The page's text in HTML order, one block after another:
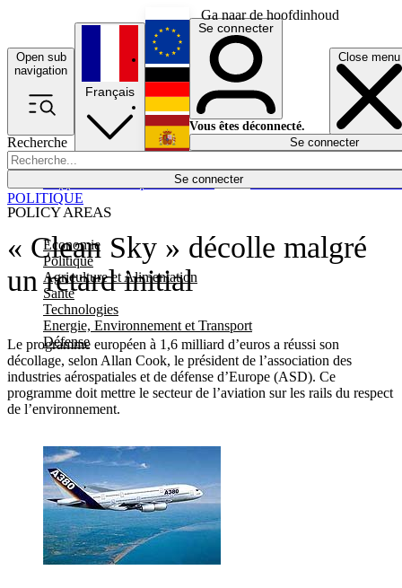
Ga naar de hoofdinhoud
Open sub
navigation
Close menu
Recherche
Se connecter
POLICY AREAS
Economie
Politique
Agriculture et Alimentation
Santé
Technologies
Energie, Environnement et Transport
Défense
Économie
Français
English
Deutsch
Español
Se connecter
Vous êtes déconnecté.
Se connecter
« Clean Sky » décolle malgré
un retard initial
Le programme européen à 1,6 milliard d’euros a réussi son
décollage, selon Allan Cook, le président de l’association des
industries aérospatiales et de défense d’Europe (ASD). Ce
programme doit mettre le secteur de l’aviation sur les rails du respect
de l’environnement.
POLITIQUE